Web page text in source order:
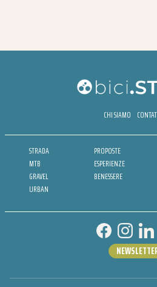
CHI SIAMO
STRADA
MTB
GRAVEL
URBAN
PROPOSTE
ESPERIENZE
BENESSERE